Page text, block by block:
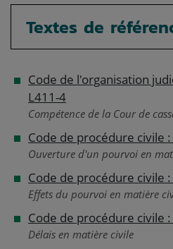
Textes de
Code de l'organisation
L411-4
Compétence de la Cour de
Code de procédure civile
Ouverture d'un pourvoi en
Code de procédure civile
Effets du pourvoi en matière
Code de procédure civile
Délais en matière civile